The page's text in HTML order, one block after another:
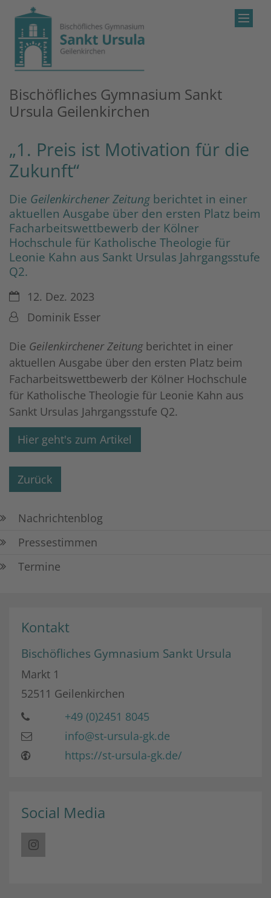
Zum Inhalt springen
Bischöfliches Gymnasium Sankt
Ursula Geilenkirchen
„1. Preis ist Motivation für die
Zukunft“
Die Geilenkirchener Zeitung berichtet in einer
aktuellen Ausgabe über den ersten Platz beim
Facharbeitswettbewerb der Kölner
Hochschule für Katholische Theologie für
Leonie Kahn aus Sankt Ursulas Jahrgangsstufe
Q2.
Datum:12. Dez. 2023
Von:Dominik Esser
Die Geilenkirchener Zeitung berichtet in einer
aktuellen Ausgabe über den ersten Platz beim
Facharbeitswettbewerb der Kölner Hochschule
für Katholische Theologie für Leonie Kahn aus
Sankt Ursulas Jahrgangsstufe Q2.
Hier geht's zum Artikel
Zurück
Nachrichtenblog
Pressestimmen
Termine
Kontakt
Bischöfliches Gymnasium Sankt Ursula
Markt 1
52511 Geilenkirchen
+49 (0)2451 8045
info@st-ursula-gk.de
https://st-ursula-gk.de/
Social Media